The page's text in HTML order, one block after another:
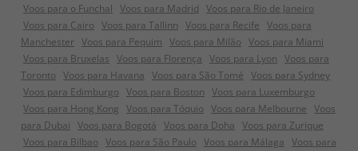
Voos para o Funchal Voos para Madrid Voos para Rio de Janeiro
Voos para Cairo Voos para Tallinn Voos para Recife Voos para
Manchester Voos para Pequim Voos para Milão Voos para Miami
Voos para Bruxelas Voos para Florença Voos para Lyon Voos para
Toronto Voos para Havana Voos para São Tomé Voos para Sydney
Voos para Edimburgo Voos para Boston Voos para Luxemburgo
Voos para Hong Kong Voos para Tóquio Voos para Melbourne Voos
para Dubai Voos para Bogotá Voos para Doha Voos para Zurique
Voos para Bilbao Voos para São Paulo Voos para Málaga Voos para